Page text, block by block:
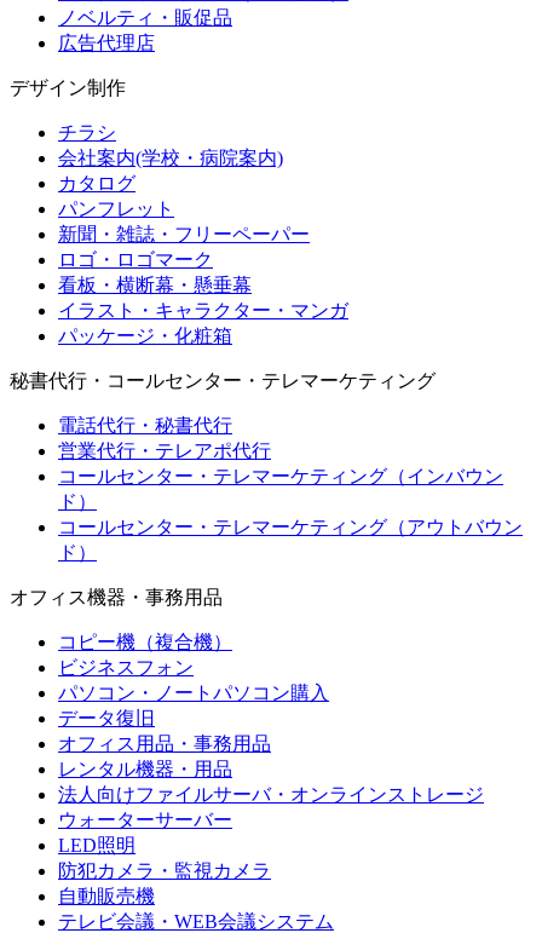
ノベルティ・販促品
広告代理店
デザイン制作
チラシ
会社案内(学校・病院案内)
カタログ
パンフレット
新聞・雑誌・フリーペーパー
ロゴ・ロゴマーク
看板・横断幕・懸垂幕
イラスト・キャラクター・マンガ
パッケージ・化粧箱
秘書代行・コールセンター・テレマーケティング
電話代行・秘書代行
営業代行・テレアポ代行
コールセンター・テレマーケティング（インバウン
ド）
コールセンター・テレマーケティング（アウトバウン
ド）
オフィス機器・事務用品
コピー機（複合機）
ビジネスフォン
パソコン・ノートパソコン購入
データ復旧
オフィス用品・事務用品
レンタル機器・用品
法人向けファイルサーバ・オンラインストレージ
ウォーターサーバー
LED照明
防犯カメラ・監視カメラ
自動販売機
テレビ会議・WEB会議システム